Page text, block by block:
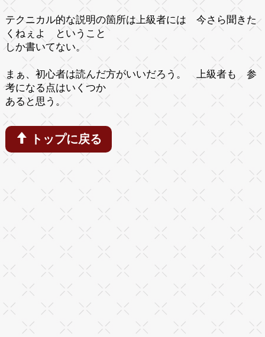
テクニカル的な説明の箇所は上級者には 今さら聞きた
くねぇよ ということ
しか書いてない。
まぁ、初心者は読んだ方がいいだろう。 上級者も 参
考になる点はいくつか
あると思う。
トップに戻る